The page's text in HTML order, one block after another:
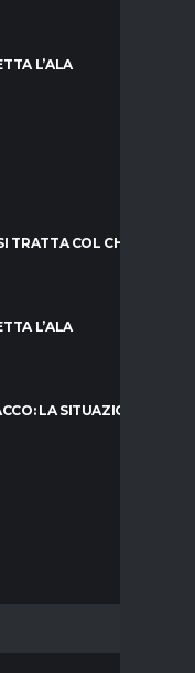
L’ALA
TRATTA COL CHELSEA
L’ALA
LA SITUAZIONE